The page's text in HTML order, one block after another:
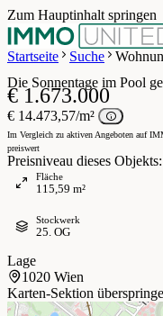
Zum Hauptinhalt springen
Startseite
Suche
/ 30Grundriss
Die Sonnentage im Pool
€ 1.673.000
€ 14.473,57/m²
Im Vergleich zu aktiven Angeboten auf
preiswert
Preisniveau dieses
Fläche
115,59 m²
Stockwerk
25. OG
Lage
1020 Wien
Karten-Sektion